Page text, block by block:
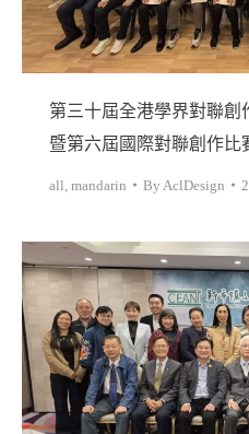
第三十屆全港學界對聯創
暨第六屆國際對聯創作比
all mandarin By AclDesign